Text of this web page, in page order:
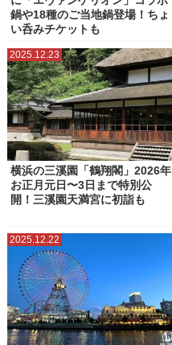
鍋や18種のご当地鍋登場！ちょ
い呑みチケットも
2025.12.23
横浜の三溪園「鶴翔閣」2026年
お正月元日〜3日まで特別公
開！三溪園天満宮に初詣も
2025.12.22